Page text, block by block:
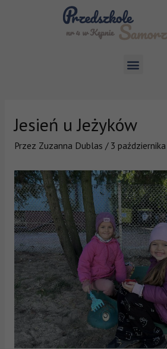
Jesień u Jeżyków
Przez Zuzanna Dublas / 3